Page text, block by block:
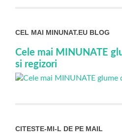
CEL MAI MINUNAT.EU BLOG
Cele mai MINUNATE
si regizori
CITESTE-MI-L DE PE MAIL